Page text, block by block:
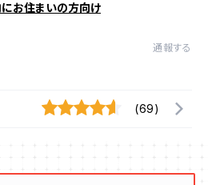
お住まいの方向け
通報する
(69)